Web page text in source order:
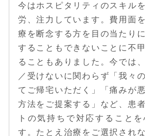
今はホスピタリティのスキル
労、注力しています。費用面
療を断念する方を目の当たり
することもできないことに不
ることもありました。今では
／受けないに関わらず「我々
てご帰宅いただく」「痛みが
方法をご提案する」など、患
トの気持ちで対応すること
す。たとえ治療をご選択され